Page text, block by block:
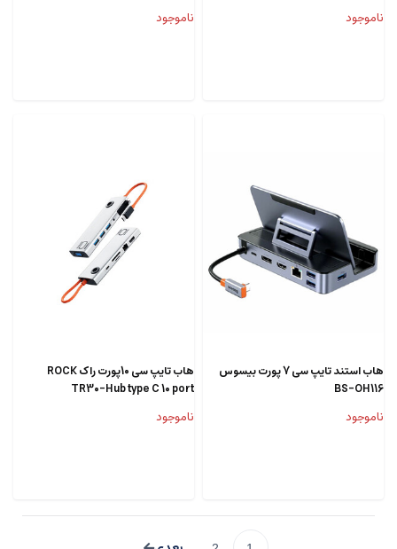
ناموجود ناموجود
هاب استند تایپ سی 7 پورت بیسوس
BS-OH116
ناموجود
هاب تایپ سی 10پورت راک ROCK
TR30-Hub type C 10 port
ناموجود